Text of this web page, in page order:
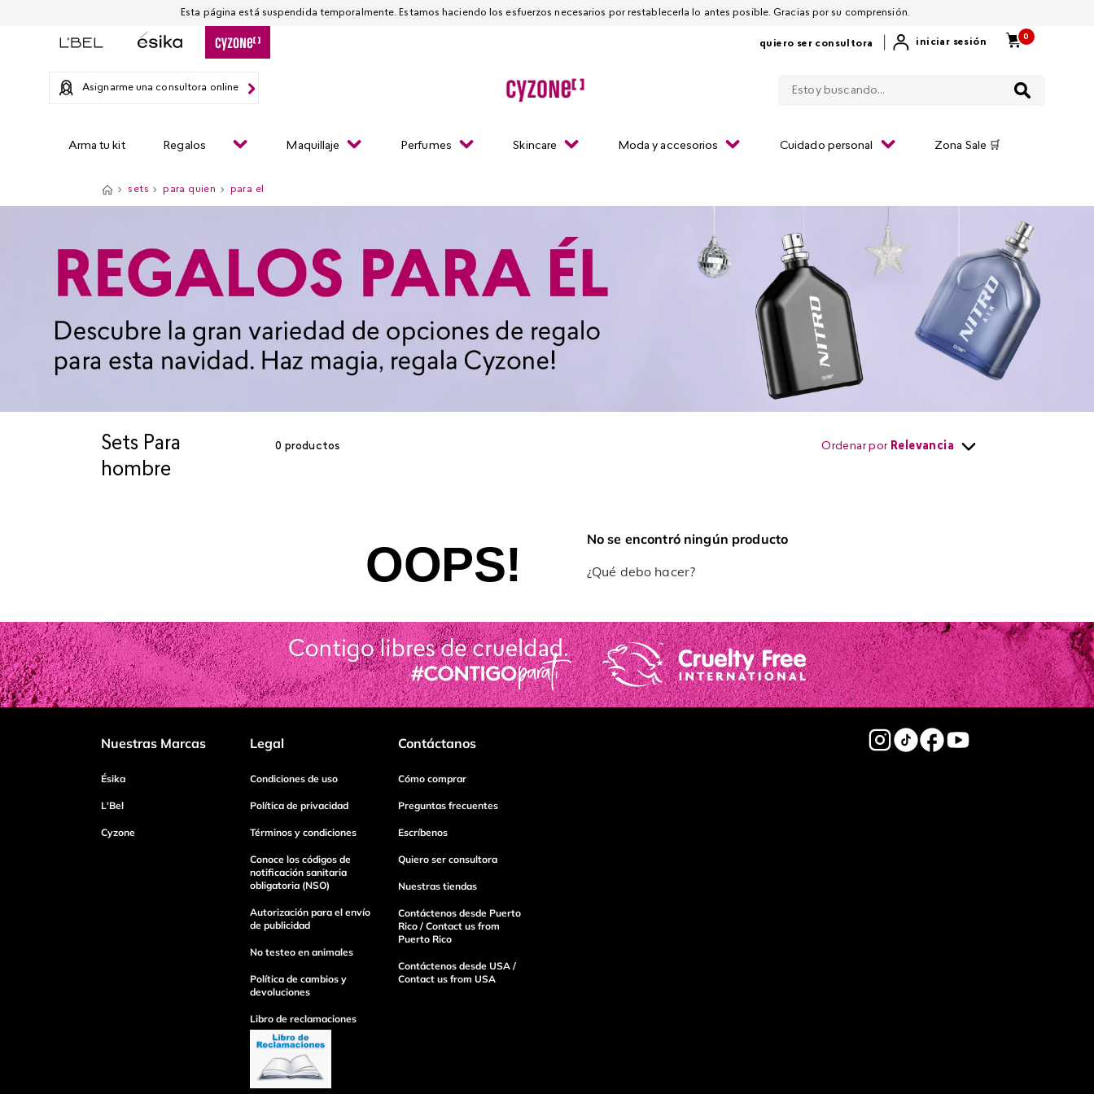
quiero ser consultora iniciar sesión
0
Asignarme una consultora online
Arma tu kit Regalos Maquillaje Perfumes Skincare Moda y accesorios Cuidado personal Zona Sale 🛒
Esta página está suspendida temporalmente. Estamos haciendo los esfuerzos necesarios por restablecerla lo antes posible. Gracias por su comprensión.
sets para quien para el
Sets Para
hombre
0 productos Ordenar por Relevancia
OOPS!
No se encontró ningún producto
¿Qué debo hacer?
Nuestras Marcas
Ésika
L'Bel
Cyzone
Legal
Condiciones de uso
Política de privacidad
Términos y condiciones
Conoce los códigos de
notificación sanitaria
obligatoria (NSO)
Autorización para el envío
de publicidad
No testeo en animales
Política de cambios y
devoluciones
Libro de reclamaciones
Contáctanos
Cómo comprar
Preguntas frecuentes
Escríbenos
Quiero ser consultora
Nuestras tiendas
Contáctenos desde Puerto
Rico / Contact us from
Puerto Rico
Contáctenos desde USA /
Contact us from USA